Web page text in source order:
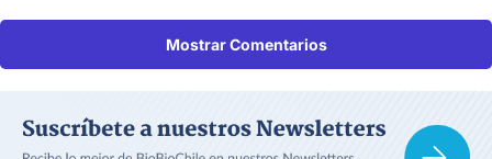
Mostrar Comentarios